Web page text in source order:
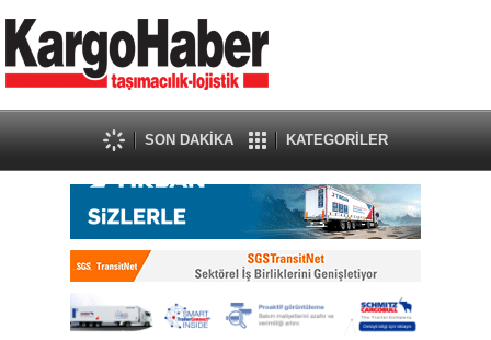
SON DAKİKA KATEGORİLER